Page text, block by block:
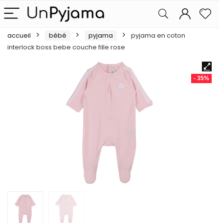
accueil bébé pyjama
pyjama en coton
interlock boss bebe couche fille rose
- 35%